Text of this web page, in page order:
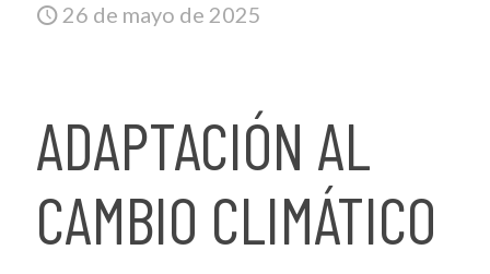
26 de mayo de 2025
ADAPTACIÓN AL
CAMBIO CLIMÁTICO